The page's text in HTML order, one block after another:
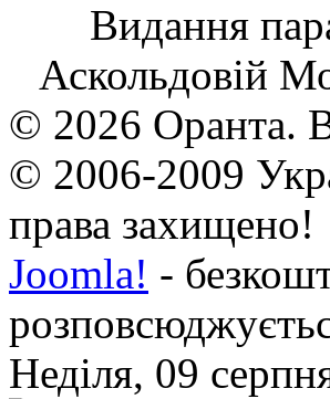
Видання
Аскольдовій
© 2026 Оранта.
© 2006-2009
права захищено!
Joomla! -
Неділя, 09